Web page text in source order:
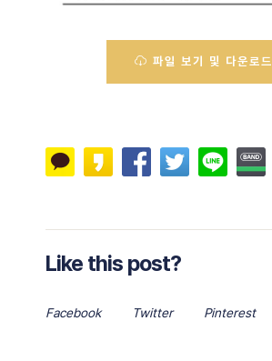
파일 보기 및 다운로드
Like this post?
Facebook Twitter Pinterest